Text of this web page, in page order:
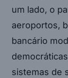
um lado, o
aeroportos,
bancário
sistemas de